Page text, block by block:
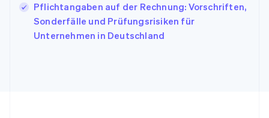
Pflichtangaben auf der Rechnung: Vorschriften,
Sonderfälle und Prüfungsrisiken für
Unternehmen in Deutschland
Liechtenstein
DeutschEnglish
Litauen